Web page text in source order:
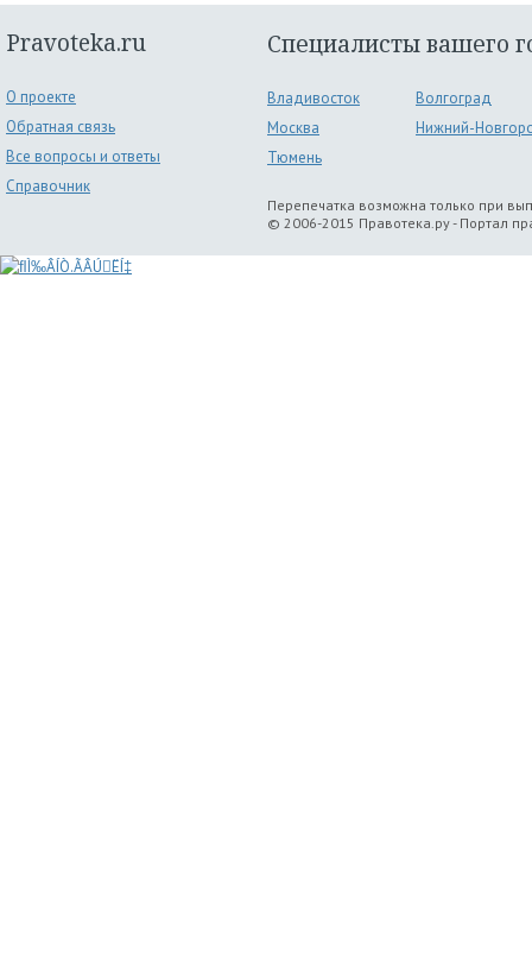
Pravoteka.ru
О проекте
Обратная связь
Все вопросы и ответы
Справочник
Специалисты вашего
Владивосток
Волгоград
Москва
Нижний-
Тюмень
Перепечатка возможна только при
© 2006-2015 Правотека.ру - Портал